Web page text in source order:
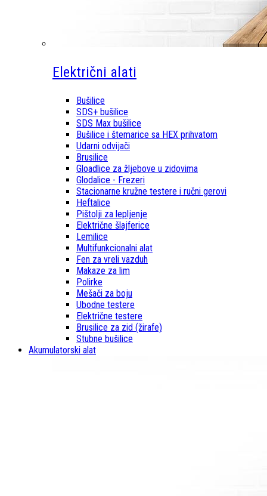
Električni alati
Bušilice
SDS+ bušilice
SDS Max bušilice
Bušilice i štemarice sa HEX prihvatom
Udarni odvijači
Brusilice
Gloadlice za žljebove u zidovima
Glodalice - Frezeri
Stacionarne kružne testere i ručni gerovi
Heftalice
Pištolji za lepljenje
Električne šlajferice
Lemilice
Multifunkcionalni alat
Fen za vreli vazduh
Makaze za lim
Polirke
Mešači za boju
Ubodne testere
Električne testere
Brusilice za zid (žirafe)
Stubne bušilice
Akumulatorski alat